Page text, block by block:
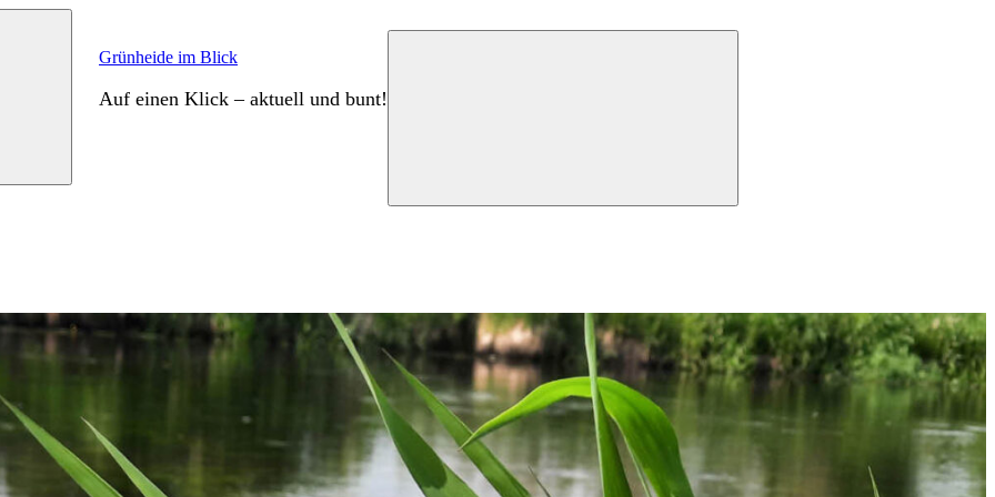
Grünheide im Blick
Auf einen Klick – aktuell und bunt!